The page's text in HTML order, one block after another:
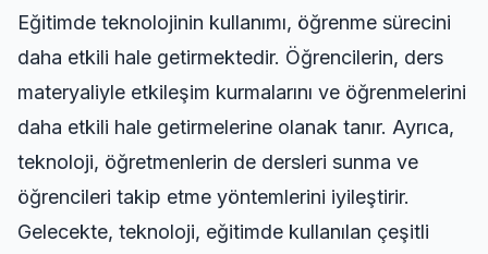
Eğitimde teknolojinin kullanımı, öğrenme sürecini
daha etkili hale getirmektedir. Öğrencilerin, ders
materyaliyle etkileşim kurmalarını ve öğrenmelerini
daha etkili hale getirmelerine olanak tanır. Ayrıca,
teknoloji, öğretmenlerin de dersleri sunma ve
öğrencileri takip etme yöntemlerini iyileştirir.
Gelecekte, teknoloji, eğitimde kullanılan çeşitli